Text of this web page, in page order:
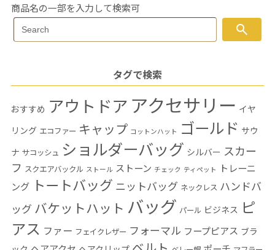
商品名の一部を入力して検索可
Search
for:
search
タグで検索
おすすめ アウトドア アクセサリー イヤ
リング エコファー キャップ コットンハット ゴールド サウ
ナ サコッシュ ショルダーバッグ シルバー スカー
フ スクエアバックル ストール ストーン チェック ティペット
トレーニ
ング トートバッグ ニットバッグ ネックレス ハンドバ
ッグ バケットハット バッグ パール ビジネス ピ
アス ファー フェイクレザー フォーマル フープピアス ブラ